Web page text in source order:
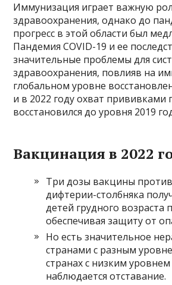
Иммунизация играет важную
здравоохранения, однако до
прогресс в этой области был
Пандемия COVID-19 и ее
значительные проблемы для
здравоохранения, повлияв на
глобальном уровне
и в 2022 году охват прививками
восстановился до уровня 2019
Вакцинация в 2022
Три дозы вакцины
дифтерии-столбняка
детей грудного возраста
обеспечивая защиту от
Но есть значительное
странами с разным
странах с низким
наблюдается отставание.